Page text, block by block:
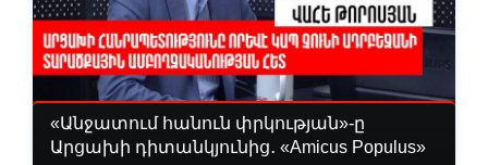
«Անջատում հանուն փրկության»-ը
Արցախի դիտանկյունից․ «Amicus Populus»